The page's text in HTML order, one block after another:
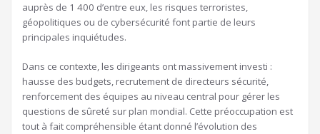
auprès de 1 400 d’entre eux, les risques terroristes,
géopolitiques ou de cybersécurité font partie de leurs
principales inquiétudes.
Dans ce contexte, les dirigeants ont massivement investi :
hausse des budgets, recrutement de directeurs sécurité,
renforcement des équipes au niveau central pour gérer les
questions de sûreté sur plan mondial. Cette préoccupation est
tout à fait compréhensible étant donné l’évolution des